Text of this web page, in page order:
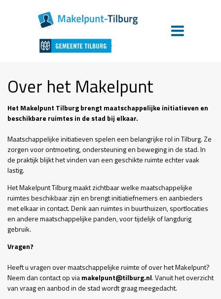
Over het Makelpunt
Het Makelpunt Tilburg brengt maatschappelijke initiatieven en
beschikbare ruimtes in de stad bij elkaar.
Maatschappelijke initiatieven spelen een belangrijke rol in Tilburg. Ze
zorgen voor ontmoeting, ondersteuning en beweging in de stad. In
de praktijk blijkt het vinden van een geschikte ruimte echter vaak
lastig.
Het Makelpunt Tilburg maakt zichtbaar welke maatschappelijke
ruimtes beschikbaar zijn en brengt initiatiefnemers en aanbieders
met elkaar in contact. Denk aan ruimtes in buurthuizen, sportlocaties
en andere maatschappelijke panden, voor tijdelijk of langdurig
gebruik.
Vragen?
Heeft u vragen over maatschappelijke ruimte of over het Makelpunt?
Neem dan contact op viamakelpunt@tilburg.nl. Vanuit het overzicht
van vraag en aanbod in de stad wordt graag meegedacht.